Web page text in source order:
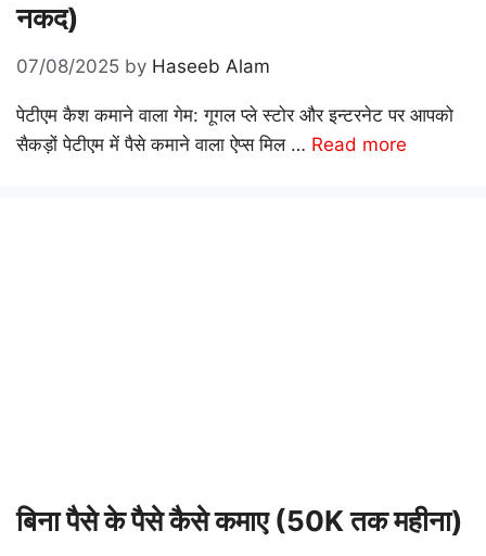
नकद)
07/08/2025 by Haseeb Alam
पेटीएम कैश कमाने वाला गेम: गूगल प्ले स्टोर और इन्टरनेट पर आपको
सैकड़ों पेटीएम में पैसे कमाने वाला ऐप्स मिल … Read more
बिना पैसे के पैसे कैसे कमाए (50K तक महीना)